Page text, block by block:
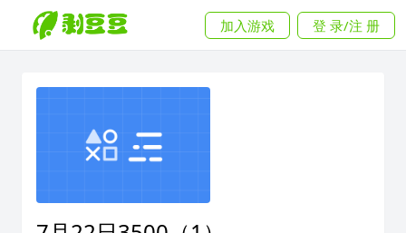
加入游戏 登 录/注 册